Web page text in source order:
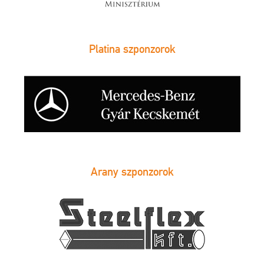
Platina szponzorok
Arany szponzorok